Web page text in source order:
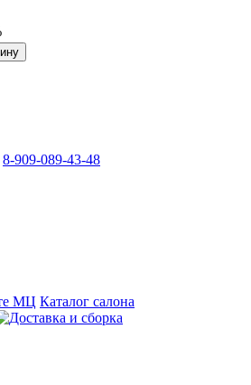
8-909-089-43-48
МЦ Каталог салона